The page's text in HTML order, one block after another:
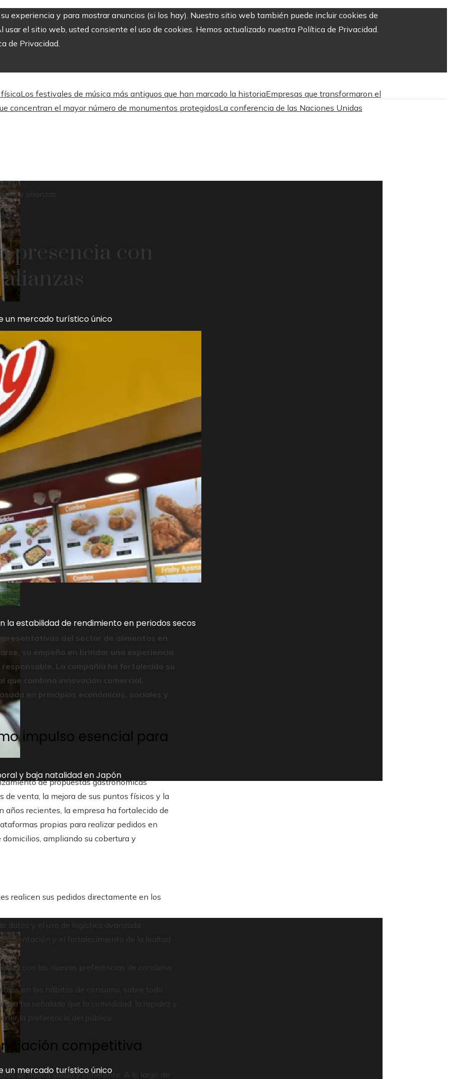
experiencia y para mostrar anuncios (si los hay). Nuestro sitio web también puede incluir cookies de
el sitio web, usted consiente el uso de cookies. Hemos actualizado nuestra Política de Privacidad.
de Privacidad.
Los festivales de música más antiguos que han marcado la historiaEmpresas que transformaron el
concentran el mayor número de monumentos protegidosLa conferencia de las Naciones Unidas
un mercado turístico único
el siglo XX
la estabilidad de rendimiento en periodos secos
y baja natalidad en Japón
un mercado turístico único
y alianzas
con
del sector de alimentos en
su empeño en brindar una experiencia
La compañía ha fortalecido su
combina innovación comercial,
en principios económicos, sociales y
impulso esencial para
de propuestas gastronómicas
venta, la mejora de sus puntos físicos y la
años recientes, la empresa ha fortalecido de
propias para realizar pedidos en
ampliando su cobertura y
realicen sus pedidos directamente en los
datos y el uso de logística avanzada.
y el fortalecimiento de la lealtad
con las nuevas preferencias de consumo.
en los hábitos de consumo, sobre todo
ha señalado que la comodidad, la rapidez y
la preferencia del público.
competitiva
de marca sólida y coherente. A lo largo de